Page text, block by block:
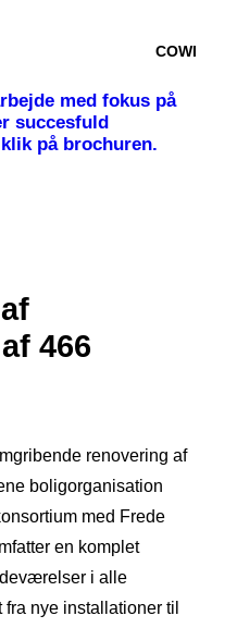
COWI
med fokus på
succesfuld
på brochuren.
466
renovering af
boligorganisation
med Frede
en komplet
i alle
nye installationer til